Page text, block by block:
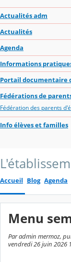
Actualités adm
Actualités
Agenda
Informations
Portail documentaire
Fédérations de
Fédération des parents
Info élèves et familles
Accueil Blog Agenda
Menu
Par admin mermoz,
vendredi 26 juin 2026